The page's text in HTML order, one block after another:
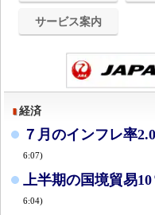
サービス案内
経済
７月のインフレ率
6:07)
上半期の国境貿易
6:04)